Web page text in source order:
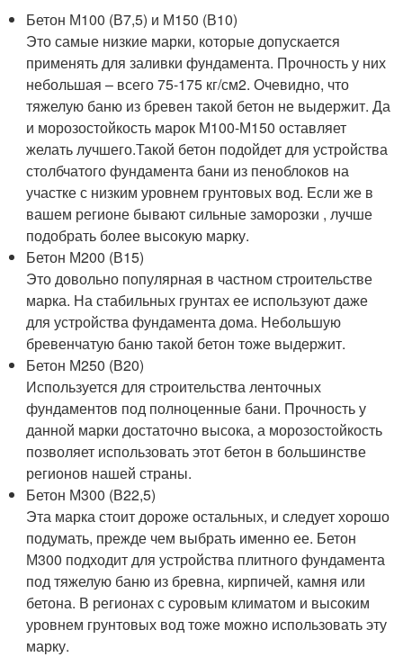
Бетон М100 (В7,5) и М150 (В10)
Это самые низкие марки, которые допускается
применять для заливки фундамента. Прочность у них
небольшая – всего 75-175 кг/см2. Очевидно, что
тяжелую баню из бревен такой бетон не выдержит. Да
и морозостойкость марок М100-М150 оставляет
желать лучшего.Такой бетон подойдет для устройства
столбчатого фундамента бани из пеноблоков на
участке с низким уровнем грунтовых вод. Если же в
вашем регионе бывают сильные заморозки , лучше
подобрать более высокую марку.
Бетон М200 (В15)
Это довольно популярная в частном строительстве
марка. На стабильных грунтах ее используют даже
для устройства фундамента дома. Небольшую
бревенчатую баню такой бетон тоже выдержит.
Бетон М250 (В20)
Используется для строительства ленточных
фундаментов под полноценные бани. Прочность у
данной марки достаточно высока, а морозостойкость
позволяет использовать этот бетон в большинстве
регионов нашей страны.
Бетон М300 (В22,5)
Эта марка стоит дороже остальных, и следует хорошо
подумать, прежде чем выбрать именно ее. Бетон
М300 подходит для устройства плитного фундамента
под тяжелую баню из бревна, кирпичей, камня или
бетона. В регионах с суровым климатом и высоким
уровнем грунтовых вод тоже можно использовать эту
марку.